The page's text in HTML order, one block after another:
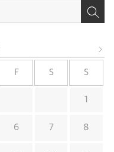
F S S
1
6 7 8